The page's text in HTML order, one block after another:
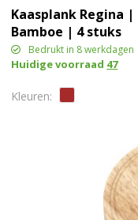
Kaasplank Regina |
Bamboe | 4 stuks
Bedrukt in 8 werkdagen
Huidige voorraad 47